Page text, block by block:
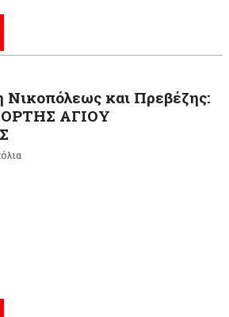
Νικοπόλεως και Πρεβέζης:
ΑΓΙΟΥ